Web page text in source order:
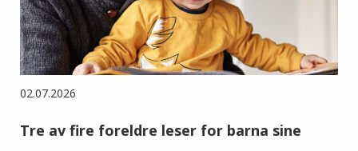
02.07.2026
Tre av fire foreldre leser for barna sine